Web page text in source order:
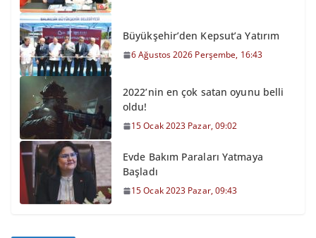
Büyükşehir’den Kepsut’a Yatırım
6 Ağustos 2026 Perşembe, 16:43
2022’nin en çok satan oyunu belli
oldu!
15 Ocak 2023 Pazar, 09:02
Evde Bakım Paraları Yatmaya
Başladı
15 Ocak 2023 Pazar, 09:43